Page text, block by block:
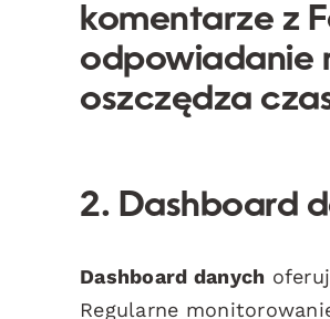
komentarze z
odpowiadanie
oszczędza
2. Dashboard
Dashboard danych
Regularne